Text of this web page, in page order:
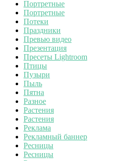
Портретные
Портретные
Потеки
Праздники
Превью видео
Презентация
Пресеты Lightroom
Птицы
Пузыри
Пыль
Пятна
Разное
Растения
Растения
Реклама
Рекламный баннер
Ресницы
Ресницы